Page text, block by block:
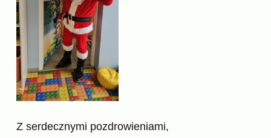
Z serdecznymi pozdrowieniami,